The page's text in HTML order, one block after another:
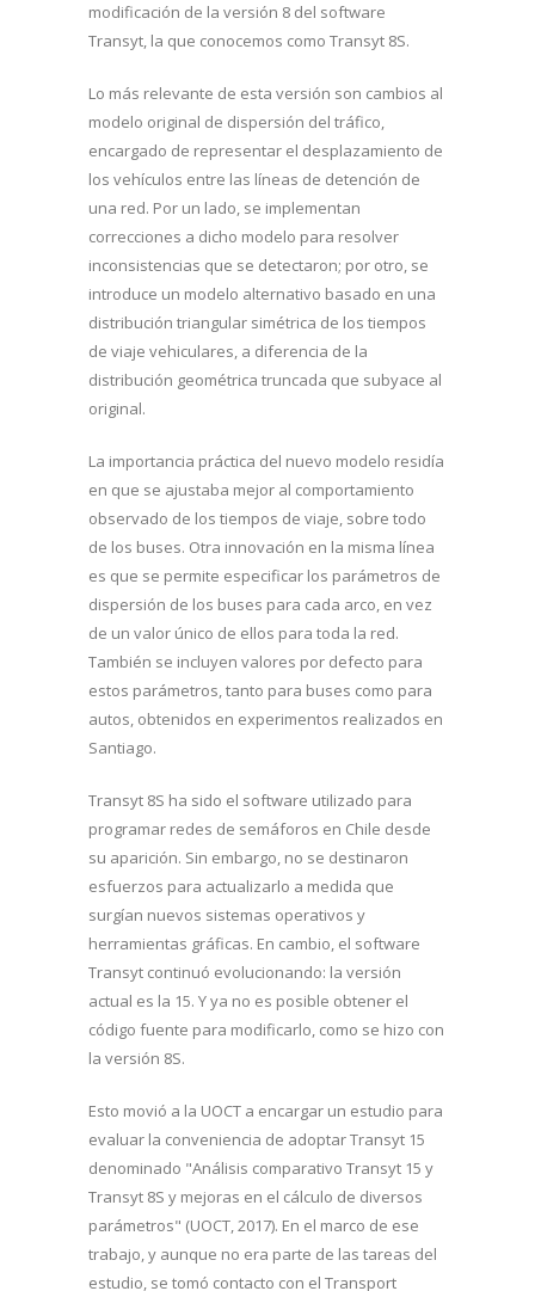
modificación de la versión 8 del software
Transyt, la que conocemos como Transyt 8S.
Lo más relevante de esta versión son cambios al
modelo original de dispersión del tráfico,
encargado de representar el desplazamiento de
los vehículos entre las líneas de detención de
una red. Por un lado, se implementan
correcciones a dicho modelo para resolver
inconsistencias que se detectaron; por otro, se
introduce un modelo alternativo basado en una
distribución triangular simétrica de los tiempos
de viaje vehiculares, a diferencia de la
distribución geométrica truncada que subyace al
original.
La importancia práctica del nuevo modelo residía
en que se ajustaba mejor al comportamiento
observado de los tiempos de viaje, sobre todo
de los buses. Otra innovación en la misma línea
es que se permite especificar los parámetros de
dispersión de los buses para cada arco, en vez
de un valor único de ellos para toda la red.
También se incluyen valores por defecto para
estos parámetros, tanto para buses como para
autos, obtenidos en experimentos realizados en
Santiago.
Transyt 8S ha sido el software utilizado para
programar redes de semáforos en Chile desde
su aparición. Sin embargo, no se destinaron
esfuerzos para actualizarlo a medida que
surgían nuevos sistemas operativos y
herramientas gráficas. En cambio, el software
Transyt continuó evolucionando: la versión
actual es la 15. Y ya no es posible obtener el
código fuente para modificarlo, como se hizo con
la versión 8S.
Esto movió a la UOCT a encargar un estudio para
evaluar la conveniencia de adoptar Transyt 15
denominado "Análisis comparativo Transyt 15 y
Transyt 8S y mejoras en el cálculo de diversos
parámetros" (UOCT, 2017). En el marco de ese
trabajo, y aunque no era parte de las tareas del
estudio, se tomó contacto con el Transport